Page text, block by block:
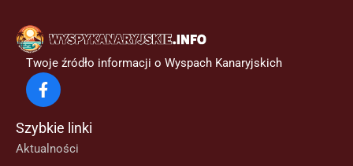
Twoje źródło informacji o Wyspach Kanaryjskich
Szybkie linki
Aktualności